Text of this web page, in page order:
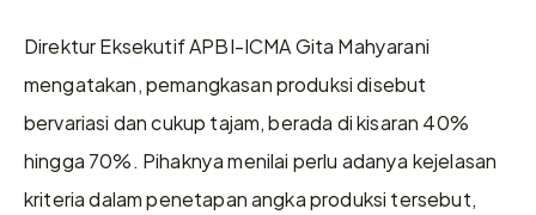
Direktur Eksekutif APBI-ICMA Gita Mahyarani
mengatakan, pemangkasan produksi disebut
bervariasi dan cukup tajam, berada di kisaran 40%
hingga 70%. Pihaknya menilai perlu adanya kejelasan
kriteria dalam penetapan angka produksi tersebut,